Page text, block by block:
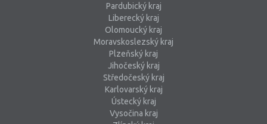
Pardubický kraj
Liberecký kraj
Olomoucký kraj
Moravskoslezský kraj
Plzeňský kraj
Jihočeský kraj
Středočeský kraj
Karlovarský kraj
Ústecký kraj
Vysočina kraj